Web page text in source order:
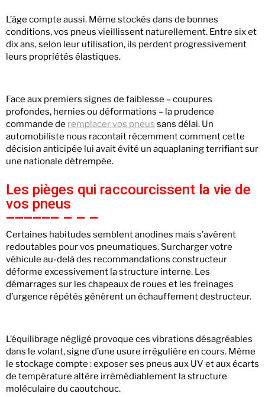
L’âge compte aussi. Même stockés dans de bonnes
conditions, vos pneus vieillissent naturellement. Entre six et
dix ans, selon leur utilisation, ils perdent progressivement
leurs propriétés élastiques.
Face aux premiers signes de faiblesse – coupures
profondes, hernies ou déformations – la prudence
commande de remplacer vos pneus sans délai. Un
automobiliste nous racontait récemment comment cette
décision anticipée lui avait évité un aquaplaning terrifiant sur
une nationale détrempée.
Les pièges qui raccourcissent la vie de
vos pneus
Certaines habitudes semblent anodines mais s’avèrent
redoutables pour vos pneumatiques. Surcharger votre
véhicule au-delà des recommandations constructeur
déforme excessivement la structure interne. Les
démarrages sur les chapeaux de roues et les freinages
d’urgence répétés génèrent un échauffement destructeur.
L’équilibrage négligé provoque ces vibrations désagréables
dans le volant, signe d’une usure irrégulière en cours. Même
le stockage compte : exposer ses pneus aux UV et aux écarts
de température altère irrémédiablement la structure
moléculaire du caoutchouc.